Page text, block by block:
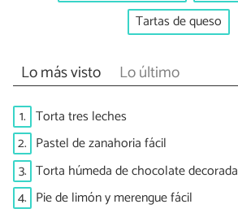
Tartas de queso
Lo más visto Lo último
1. Torta tres leches
2. Pastel de zanahoria fácil
3. Torta húmeda de chocolate decorada
4. Pie de limón y merengue fácil